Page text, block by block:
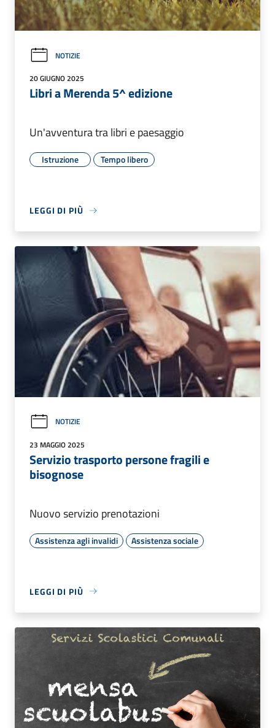
NOTIZIE
20 GIUGNO 2025
Libri a Merenda 5^ edizione
Un'avventura tra libri e paesaggio
Istruzione Tempo libero
LEGGI DI PIÙ
NOTIZIE
23 MAGGIO 2025
Servizio trasporto persone fragili e
bisognose
Nuovo servizio prenotazioni
Assistenza agli invalidi Assistenza sociale
LEGGI DI PIÙ